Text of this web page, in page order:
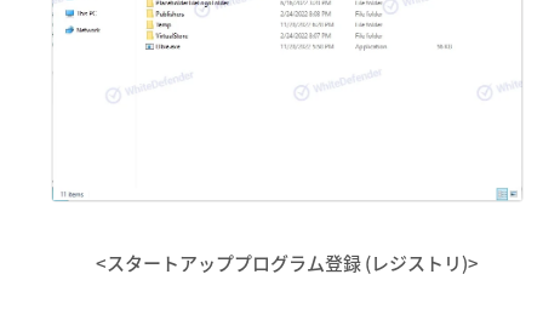
<スタートアッププログラム登録 (レジストリ)>